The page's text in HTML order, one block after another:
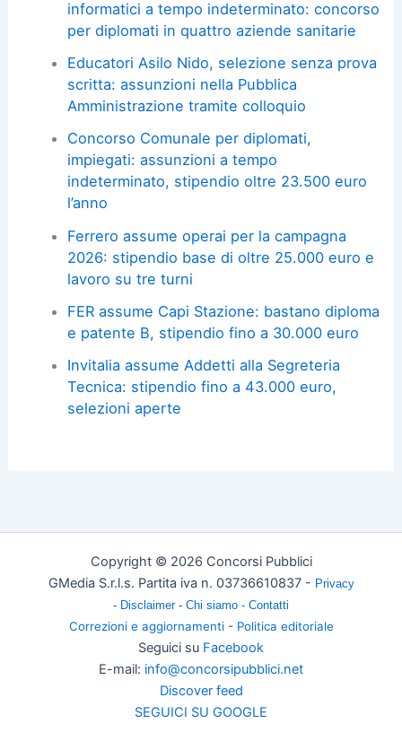
informatici a tempo indeterminato: concorso
per diplomati in quattro aziende sanitarie
Educatori Asilo Nido, selezione senza prova
scritta: assunzioni nella Pubblica
Amministrazione tramite colloquio
Concorso Comunale per diplomati,
impiegati: assunzioni a tempo
indeterminato, stipendio oltre 23.500 euro
l’anno
Ferrero assume operai per la campagna
2026: stipendio base di oltre 25.000 euro e
lavoro su tre turni
FER assume Capi Stazione: bastano diploma
e patente B, stipendio fino a 30.000 euro
Invitalia assume Addetti alla Segreteria
Tecnica: stipendio fino a 43.000 euro,
selezioni aperte
Copyright © 2026 Concorsi Pubblici
GMedia S.r.l.s. Partita iva n. 03736610837 - Privacy
- Disclaimer - Chi siamo - Contatti
Correzioni e aggiornamenti- Politica editoriale
Seguici su Facebook
E-mail: info@concorsipubblici.net
Discover feed
SEGUICI SU GOOGLE